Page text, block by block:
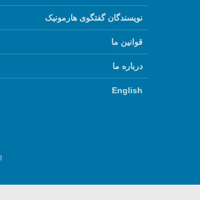
نویسندگان گفتگوی هارمونیک
قوانین ما
درباره ما
English